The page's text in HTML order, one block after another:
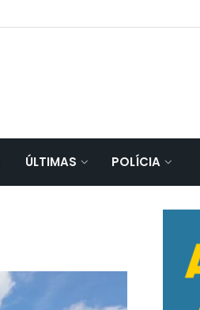
ÚLTIMAS POLÍCIA